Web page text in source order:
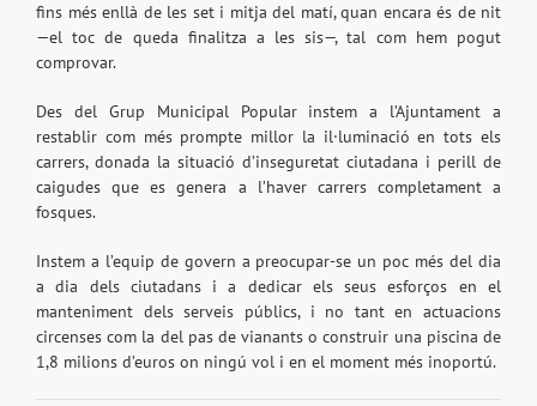
fins més enllà de les set i mitja del matí, quan encara és de nit
—el toc de queda finalitza a les sis—, tal com hem pogut
comprovar.
Des del Grup Municipal Popular instem a l’Ajuntament a
restablir com més prompte millor la il·luminació en tots els
carrers, donada la situació d’inseguretat ciutadana i perill de
caigudes que es genera a l’haver carrers completament a
fosques.
Instem a l’equip de govern a preocupar-se un poc més del dia
a dia dels ciutadans i a dedicar els seus esforços en el
manteniment dels serveis públics, i no tant en actuacions
circenses com la del pas de vianants o construir una piscina de
1,8 milions d’euros on ningú vol i en el moment més inoportú.